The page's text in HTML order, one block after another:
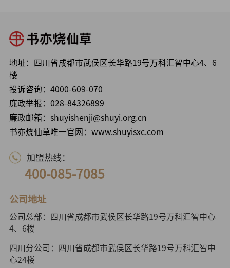
地址：四川省成都市武侯区长华路19号万科汇智中心4、6
楼
投诉咨询： 4000-609-070
廉政举报： 028-84326899
廉政邮箱：shuyishenji@shuyi.org.cn
书亦烧仙草唯一官网：www.shuyisxc.com
加盟热线：
400-085-7085
公司地址
公司总部：四川省成都市武侯区长华路19号万科汇智中心
4、6楼
四川分公司：四川省成都市武侯区长华路19号万科汇智中
心24楼